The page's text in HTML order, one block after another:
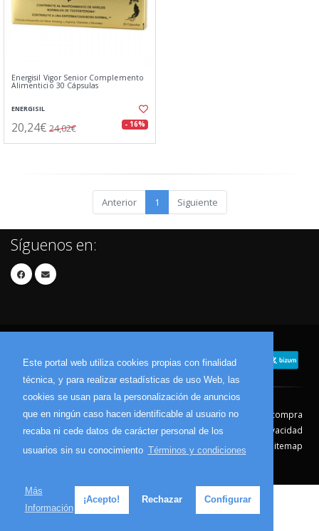
Este portal web utiliza cookies propias con finalidad
técnica, y para realizar estadísticas de uso Web, las
cookies se usan para la personalización de anuncios
que en ningún caso hacen identificable al usuario no
recaba ni cede datos de carácter personal de los
usuarios sin su conocimiento Términos y condiciones
Más
Información
¡Acepto! Rechazar Configurar
Energisil Vigor Senior Complemento
Alimenticio 30 Cápsulas
ENERGISIL
20,24€ 24,02€ - 16%
Anterior 1 Siguiente
Síguenos en:
Contacto Aviso Legal
Condiciones de compra
Política de envíos
Política de devolución
Política de Privacidad
Política de Cookies
Sitemap